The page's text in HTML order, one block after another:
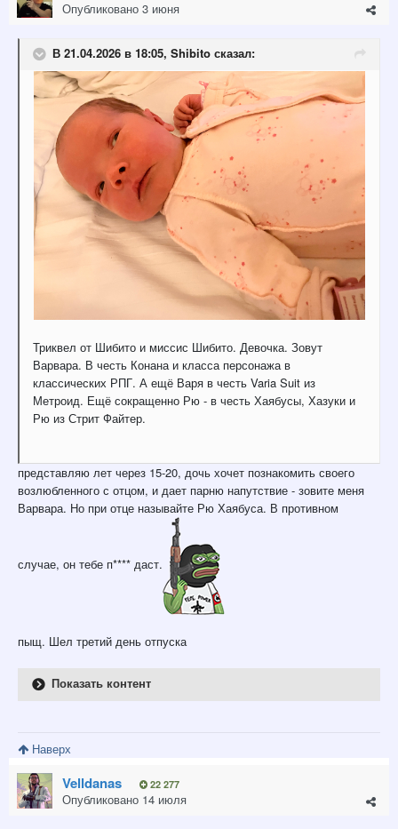
Опубликовано 3 июня
В 21.04.2026 в 18:05, Shibito сказал:
Триквел от Шибито и миссис Шибито. Девочка. Зовут
Варвара. В честь Конана и класса персонажа в
классических РПГ. А ещё Варя в честь Varia Suit из
Метроид. Ещё сокращенно Рю - в честь Хаябусы, Хазуки и
Рю из Стрит Файтер.
представляю лет через 15-20, дочь хочет познакомить своего
возлюбленного с отцом, и дает парню напутствие - зовите меня
Варвара. Но при отце называйте Рю Хаябуса. В противном
случае, он тебе п**** даст.
пыщ. Шел третий день отпуска
Показать контент
Наверх
Velldanas 22 277
Опубликовано 14 июля